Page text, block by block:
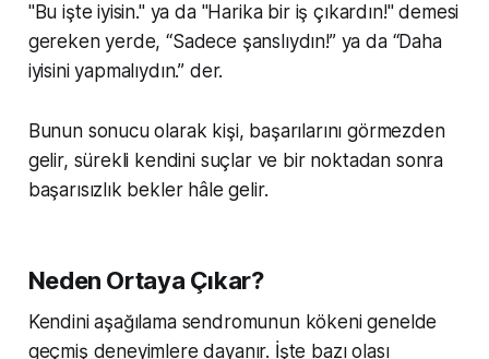
"Bu işte iyisin." ya da "Harika bir iş çıkardın!" demesi
gereken yerde, “Sadece şanslıydın!” ya da “Daha
iyisini yapmalıydın.” der.
Bunun sonucu olarak kişi, başarılarını görmezden
gelir, sürekli kendini suçlar ve bir noktadan sonra
başarısızlık bekler hâle gelir.
Neden Ortaya Çıkar?
Kendini aşağılama sendromunun kökeni genelde
geçmiş deneyimlere dayanır. İşte bazı olası